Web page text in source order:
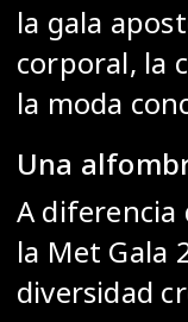
la gala
corporal, la
la moda
Una
A diferencia
la Met Gala
diversidad